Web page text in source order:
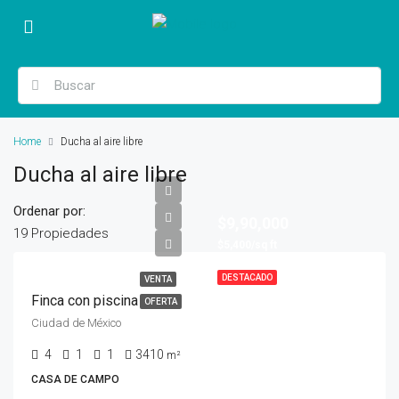
Home Ducha al aire libre
Ducha al aire libre
19 Propiedades
Ordenar por:
DESTACADO
VENTA
OFERTA
Finca con piscina
Ciudad de México
4 1 1 3410 m²
CASA DE CAMPO